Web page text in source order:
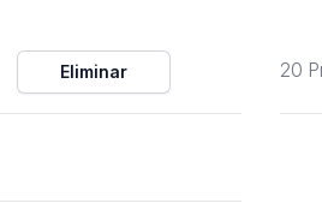
Eliminar 20